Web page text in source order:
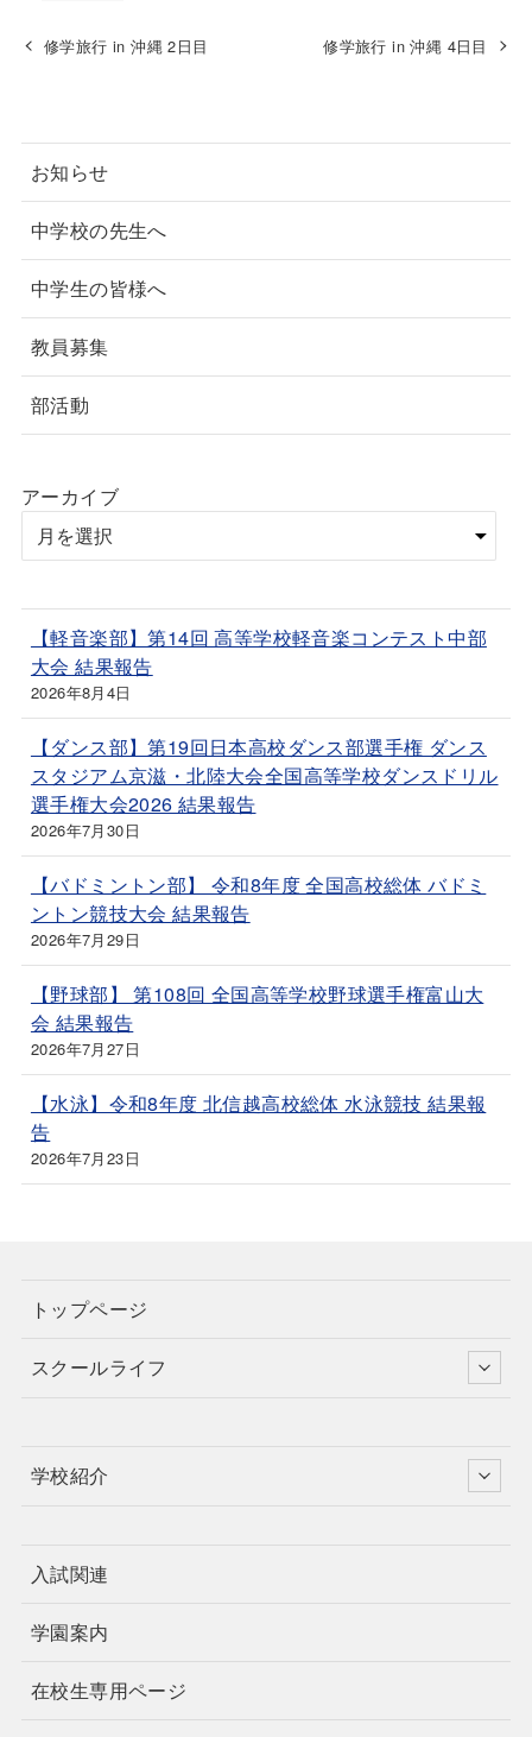
修学旅行 in 沖縄 2日目 修学旅行 in 沖縄 4日目
お知らせ
中学校の先生へ
中学生の皆様へ
教員募集
部活動
アーカイブ
【軽音楽部】第14回 高等学校軽音楽コンテスト中部
大会 結果報告
2026年8月4日
【ダンス部】第19回日本高校ダンス部選手権 ダンス
スタジアム京滋・北陸大会全国高等学校ダンスドリル
選手権大会2026 結果報告
2026年7月30日
【バドミントン部】 令和8年度 全国高校総体 バドミ
ントン競技大会 結果報告
2026年7月29日
【野球部】 第108回 全国高等学校野球選手権富山大
会 結果報告
2026年7月27日
【水泳】令和8年度 北信越高校総体 水泳競技 結果報
告
2026年7月23日
トップページ
スクールライフ
学校紹介
入試関連
学園案内
在校生専用ページ